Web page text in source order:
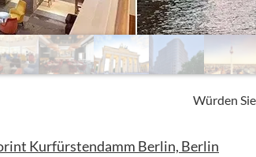
Würden
Kurfürstendamm Berlin, Berlin